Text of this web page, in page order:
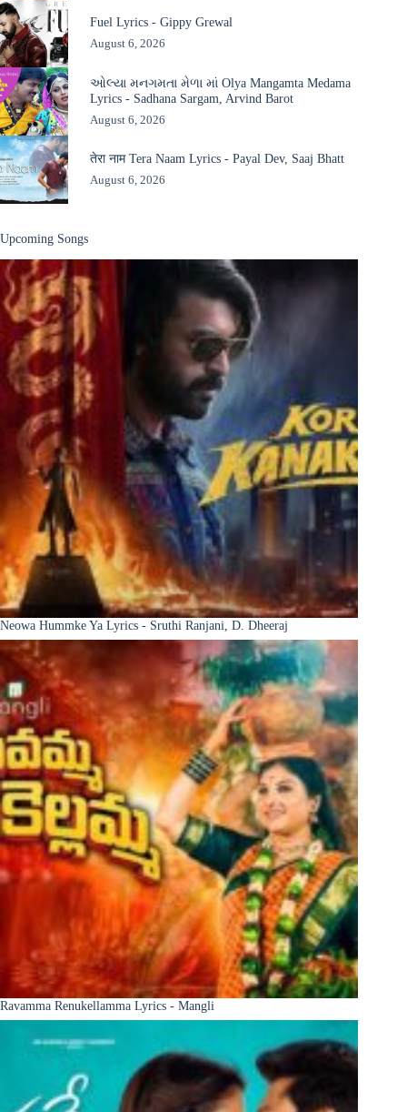
Fuel Lyrics - Gippy Grewal
August 6, 2026
ઓલ્યા મનગમતા મેળા માં Olya Mangamta Medama
Lyrics - Sadhana Sargam, Arvind Barot
August 6, 2026
तेरा नाम Tera Naam Lyrics - Payal Dev, Saaj Bhatt
August 6, 2026
Upcoming Songs
Neowa Hummke Ya Lyrics - Sruthi Ranjani, D. Dheeraj
Ravamma Renukellamma Lyrics - Mangli